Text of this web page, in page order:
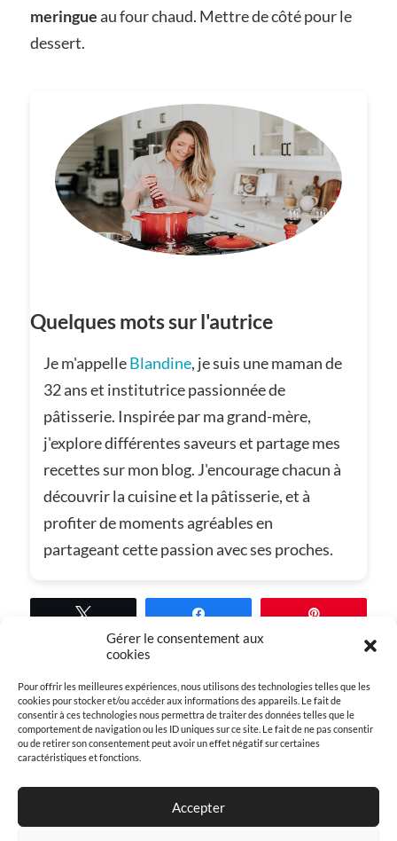
Gérer le consentement aux
cookies
Pour offrir les meilleures expériences, nous utilisons des technologies telles que les
cookies pour stocker et/ou accéder aux informations des appareils. Le fait de
consentir à ces technologies nous permettra de traiter des données telles que le
comportement de navigation ou les ID uniques sur ce site. Le fait de ne pas consentir
ou de retirer son consentement peut avoir un effet négatif sur certaines
caractéristiques et fonctions.
Accepter
meringueau four chaud. Mettre de côté pour le
dessert.
Quelques mots sur l'autrice
Je m'appelleBlandine, je suis une maman de
32 ans et institutrice passionnée de
pâtisserie. Inspirée par ma grand-mère,
j'explore différentes saveurs et partage mes
recettes sur mon blog. J'encourage chacun à
découvrir la cuisine et la pâtisserie, et à
profiter de moments agréables en
partageant cette passion avec ses proches.
DansRecettes de tarte
← ARTICLE PRÉCÉDENT